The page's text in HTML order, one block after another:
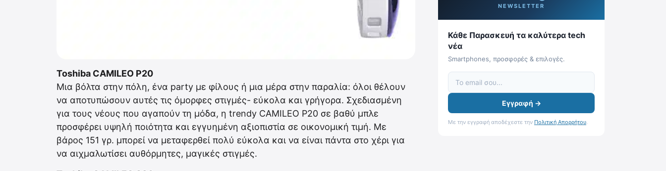
Toshiba CAMILEO P20
Μια βόλτα στην πόλη, ένα party με φίλους ή μια μέρα στην παραλία: όλοι θέλουν
να αποτυπώσουν αυτές τις όμορφες στιγμές- εύκολα και γρήγορα. Σχεδιασμένη
για τους νέους που αγαπούν τη μόδα, η trendy CAMILEO P20 σε βαθύ μπλε
προσφέρει υψηλή ποιότητα και εγγυημένη αξιοπιστία σε οικονομική τιμή. Με
βάρος 151 γρ. μπορεί να μεταφερθεί πολύ εύκολα και να είναι πάντα στο χέρι για
να αιχμαλωτίσει αυθόρμητες, μαγικές στιγμές.
NEWSLETTER
Κάθε Παρασκευή τα καλύτερα tech
νέα
Smartphones, προσφορές & επιλογές.
Εγγραφή →
Με την εγγραφή αποδέχεστε την Πολιτική Απορρήτου.